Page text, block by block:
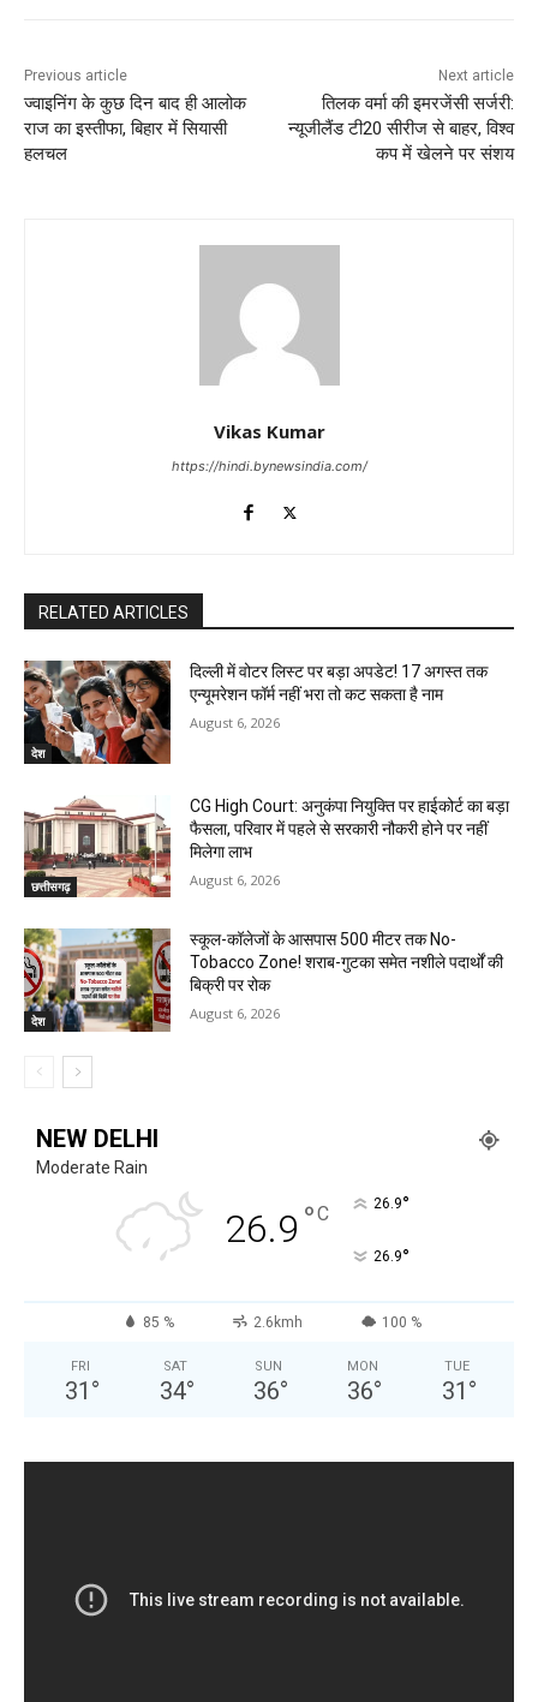
Previous article
ज्वाइनिंग के कुछ दिन बाद ही आलोक
राज का इस्तीफा, बिहार में सियासी
हलचल
Next article
तिलक वर्मा की इमरजेंसी सर्जरी:
न्यूजीलैंड टी20 सीरीज से बाहर, विश्व
कप में खेलने पर संशय
Vikas Kumar
https://hindi.bynewsindia.com/
RELATED ARTICLES
देश
दिल्ली में वोटर लिस्ट पर बड़ा अपडेट! 17 अगस्त तक
एन्यूमरेशन फॉर्म नहीं भरा तो कट सकता है नाम
August 6, 2026
छत्तीसगढ़
CG High Court: अनुकंपा नियुक्ति पर हाईकोर्ट का बड़ा
फैसला, परिवार में पहले से सरकारी नौकरी होने पर नहीं
मिलेगा लाभ
August 6, 2026
देश
स्कूल-कॉलेजों के आसपास 500 मीटर तक No-
Tobacco Zone! शराब-गुटका समेत नशीले पदार्थों की
बिक्री पर रोक
August 6, 2026
NEW DELHI
Moderate Rain
26.9 °C 26.9°
26.9°
85 % 2.6kmh 100 %
FRI
31 °
SAT
34°
SUN
36°
MON
36°
TUE
31 °